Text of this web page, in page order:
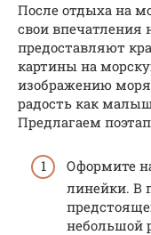
После отдыха на
свои впечатления
предоставляют
картины на
изображению
радость как
Предлагаем
Оформите
линейки. В
небольшой